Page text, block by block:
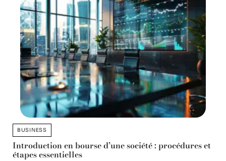
BUSINESS
Introduction en bourse d’une société : procédures et
étapes essentielles